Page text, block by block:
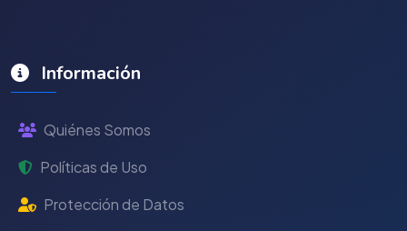
Información
Quiénes Somos
Políticas de Uso
Protección de Datos